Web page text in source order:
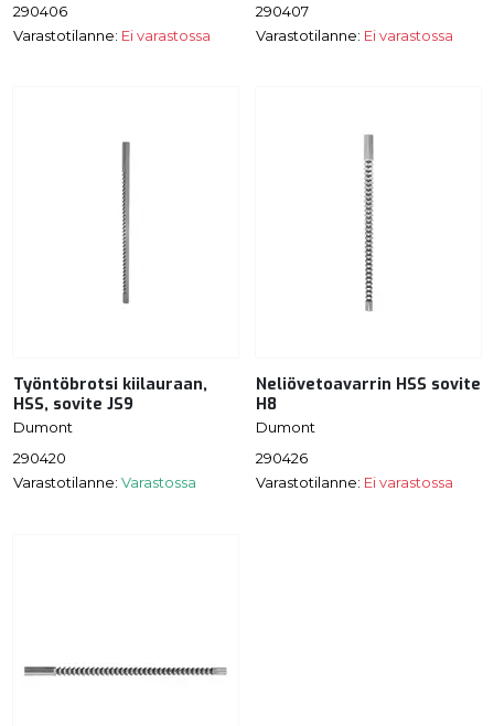
290406
Varastotilanne: Ei varastossa
290407
Varastotilanne: Ei varastossa
Työntöbrotsi kiilauraan,
HSS, sovite JS9
Dumont
290420
Varastotilanne: Varastossa
Neliövetoavarrin HSS sovite
H8
Dumont
290426
Varastotilanne: Ei varastossa